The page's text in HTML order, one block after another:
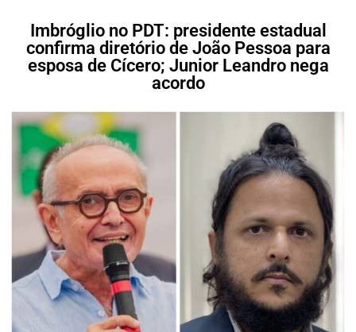
Imbróglio no PDT: presidente estadual
confirma diretório de João Pessoa para
esposa de Cícero; Junior Leandro nega
acordo